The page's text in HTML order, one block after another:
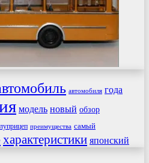
автомобиля года
модель новый обзор
преимущества самый
характеристики японский